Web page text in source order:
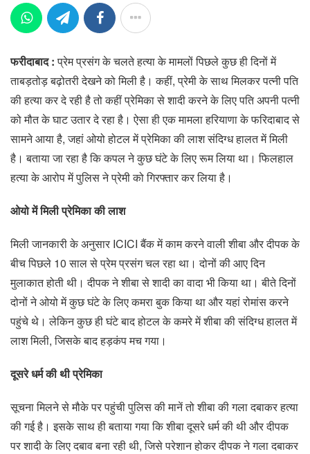
फरीदाबाद :प्रेम प्रसंग के चलते हत्या के मामलों पिछले कुछ ही दिनों में
ताबड़तोड़ बढ़ोतरी देखने को मिली है। कहीं, प्रेमी के साथ मिलकर पत्नी पति
की हत्या कर दे रही है तो कहीं प्रेमिका से शादी करने के लिए पति अपनी पत्नी
को मौत के घाट उतार दे रहा है। ऐसा ही एक मामला हरियाणा के फरिदाबाद से
सामने आया है, जहां ओयो होटल में प्रेमिका की लाश संदिग्ध हालत में मिली
है। बताया जा रहा है कि कपल ने कुछ घंटे के लिए रूम लिया था। फिलहाल
हत्या के आरोप में पुलिस ने प्रेमी को गिरफ्तार कर लिया है।
ओयो में मिली प्रेमिका की लाश
मिली जानकारी के अनुसार ICICI बैंक में काम करने वाली शीबा और दीपक के
बीच पिछले 10 साल से प्रेम प्रसंग चल रहा था। दोनों की आए दिन
मुलाकात होती थी। दीपक ने शीबा से शादी का वादा भी किया था। बीते दिनों
दोनों ने ओयो में कुछ घंटे के लिए कमरा बुक किया था और यहां रोमांस करने
पहुंचे थे। लेकिन कुछ ही घंटे बाद होटल के कमरे में शीबा की संदिग्ध हालत में
लाश मिली, जिसके बाद हड़कंप मच गया।
दूसरे धर्म की थी प्रेमिका
सूचना मिलने से मौके पर पहुंची पुलिस की मानें तो शीबा की गला दबाकर हत्या
की गई है। इसके साथ ही बताया गया कि शीबा दूसरे धर्म की थी और दीपक
पर शादी के लिए दबाव बना रही थी, जिसे परेशान होकर दीपक ने गला दबाकर